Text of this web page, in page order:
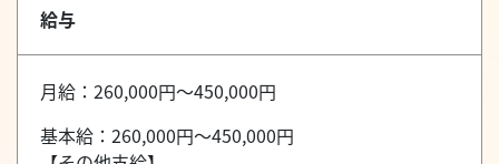
給与
月給：260,000円～450,000円
基本給：260,000円～450,000円